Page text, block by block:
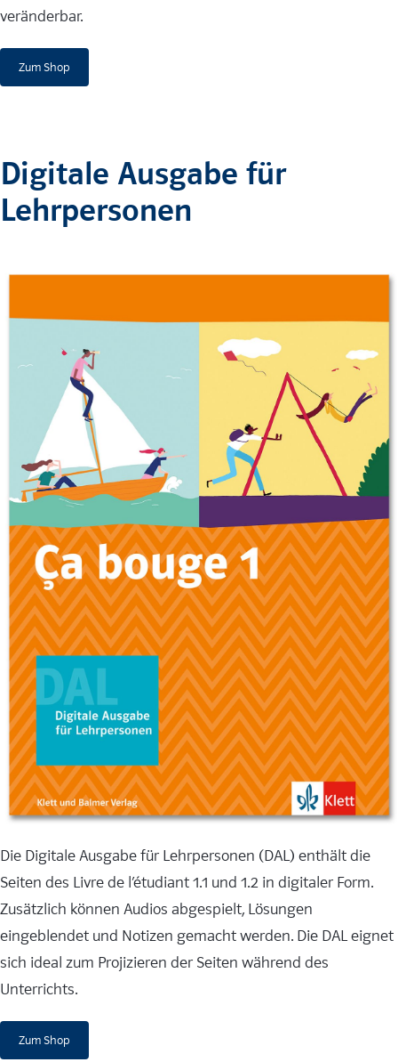
veränderbar.
Zum Shop
Digitale Ausgabe für
Lehrpersonen
Die Digitale Ausgabe für Lehrpersonen (DAL) enthält die
Seiten des Livre de l’étudiant 1.1 und 1.2 in digitaler Form.
Zusätzlich können Audios abgespielt, Lösungen
eingeblendet und Notizen gemacht werden. Die DAL eignet
sich ideal zum Projizieren der Seiten während des
Unterrichts.
Zum Shop